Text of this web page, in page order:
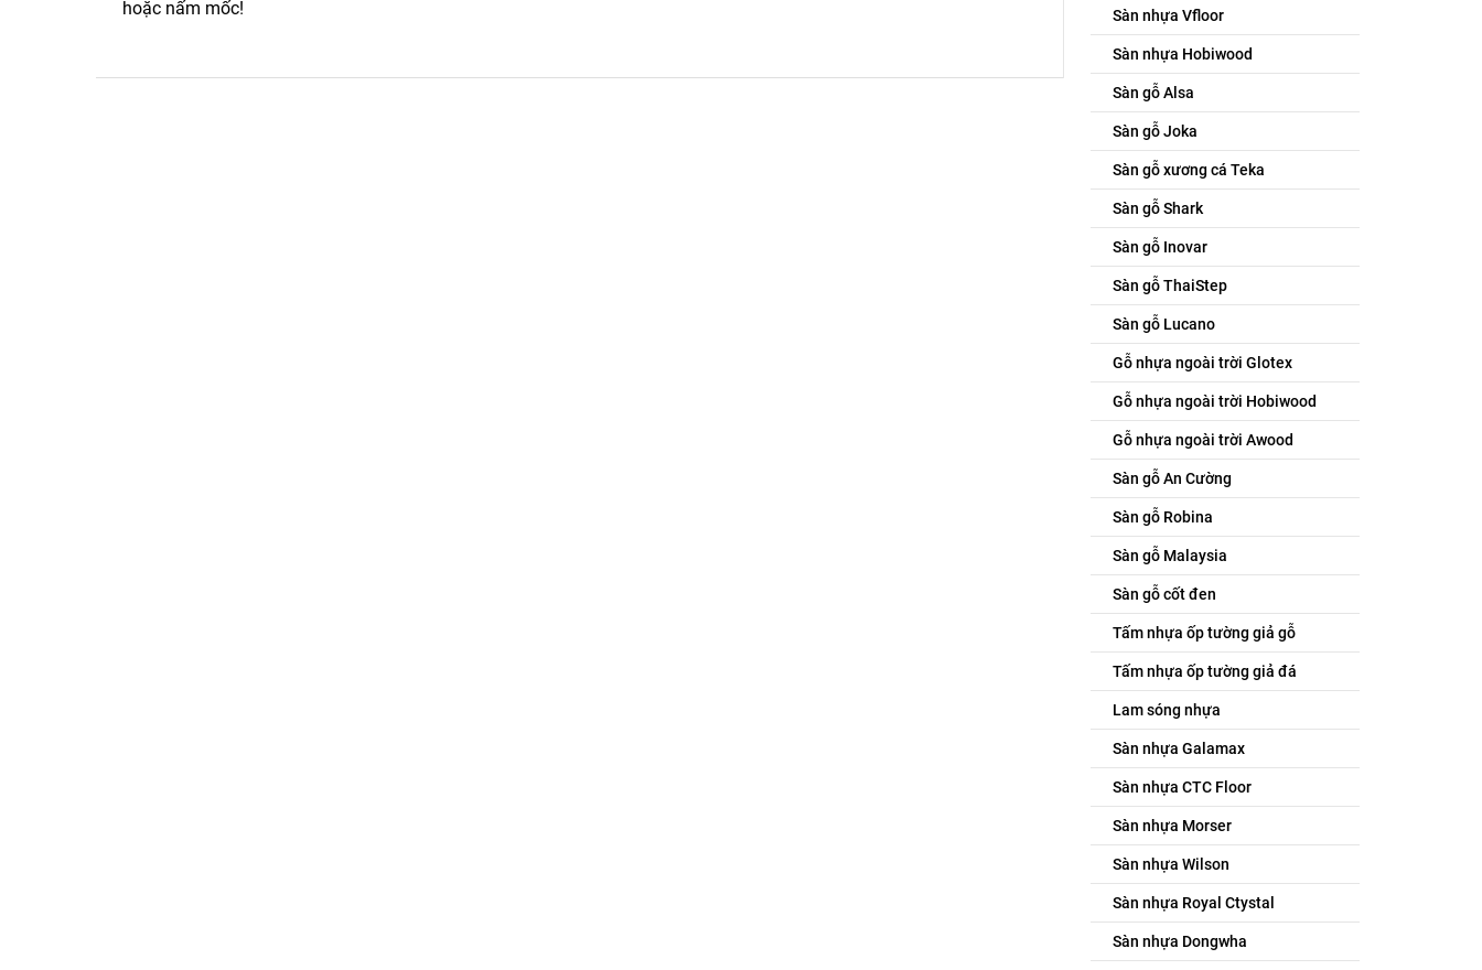
hoặc nấm mốc!
Sàn nhựa Vfloor
Sàn nhựa Hobiwood
Sàn gỗ Alsa
Sàn gỗ Joka
Sàn gỗ xương cá Teka
Sàn gỗ Shark
Sàn gỗ Inovar
Sàn gỗ ThaiStep
Sàn gỗ Lucano
Gỗ nhựa ngoài trời Glotex
Gỗ nhựa ngoài trời Hobiwood
Gỗ nhựa ngoài trời Awood
Sàn gỗ An Cường
Sàn gỗ Robina
Sàn gỗ Malaysia
Sàn gỗ cốt đen
Tấm nhựa ốp tường giả gỗ
Tấm nhựa ốp tường giả đá
Lam sóng nhựa
Sàn nhựa Galamax
Sàn nhựa CTC Floor
Sàn nhựa Morser
Sàn nhựa Wilson
Sàn nhựa Royal Ctystal
Sàn nhựa Dongwha